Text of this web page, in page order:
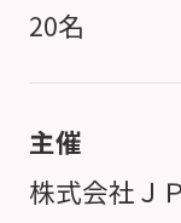
20名
主催
株式会社Ｊ